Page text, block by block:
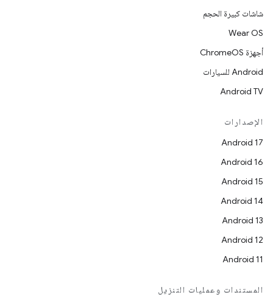
شاشات كبيرة الحجم
Wear OS
أجهزة ChromeOS
Android للسيارات
Android TV
الإصدارات
Android 17
Android 16
Android 15
Android 14
Android 13
Android 12
Android 11
المستندات وعمليات التنزيل